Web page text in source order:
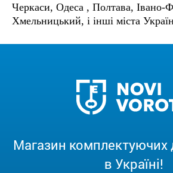
Черкаси, Одеса , Полтава, Івано-
Хмельницький, і інші міста
Магазин комплектуючих
в Україні!